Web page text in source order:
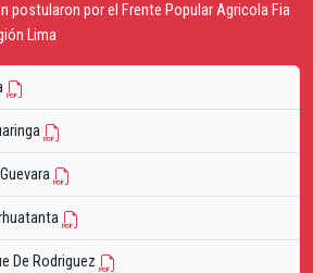
postularon por el Frente Popular Agricola Fia
Lima
De Rodriguez